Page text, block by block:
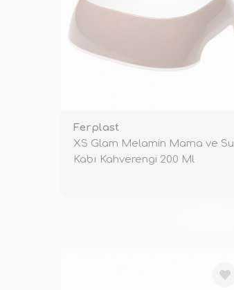
Ferplast
XS Glam Melamin Mama ve Su
Kabı Kahverengi 200 Ml